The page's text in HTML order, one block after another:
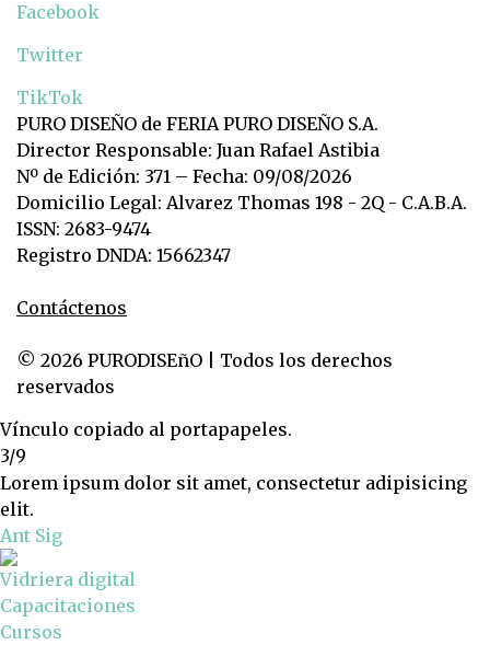
Facebook
Twitter
TikTok
PURO DISEÑO de FERIA PURO DISEÑO S.A.
Director Responsable: Juan Rafael Astibia
Nº de Edición: 371 – Fecha: 09/08/2026
Domicilio Legal: Alvarez Thomas 198 - 2Q - C.A.B.A.
ISSN: 2683-9474
Registro DNDA: 15662347
Contáctenos
© 2026 PURODISEñO | Todos los derechos
reservados
Vínculo copiado al portapapeles.
3/9
Lorem ipsum dolor sit amet, consectetur adipisicing
elit.
Ant Sig
Vidriera digital
Capacitaciones
Cursos